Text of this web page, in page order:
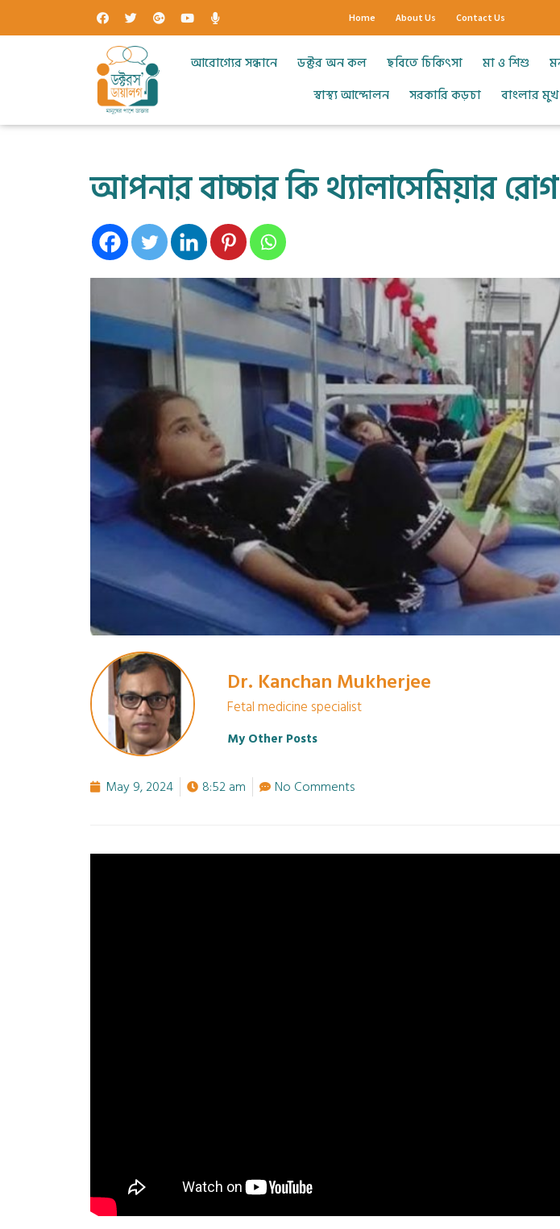
Home About Us Contact Us
আরোগ্যের সন্ধানে ডক্টর অন কল ছবিতে চিকিৎসা মা ও শিশু
স্বাস্থ্য আন্দোলন
সরকারি কড়চা বাংলার মুখ
আপনার বাচ্চার কি থ্যালাসেমিয়ার
Dr. Kanchan Mukherjee
Fetal medicine specialist
My Other Posts
May 9, 2024 8:52 am No Comments